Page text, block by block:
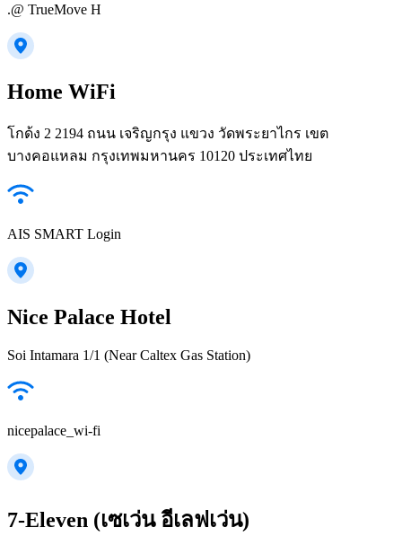
.@ TrueMove H
Home WiFi
โกด้ง 2 2194 ถนน เจริญกรุง แขวง วัดพระยาไกร เขต
บางคอแหลม กรุงเทพมหานคร 10120 ประเทศไทย
AIS SMART Login
Nice Palace Hotel
Soi Intamara 1/1 (Near Caltex Gas Station)
nicepalace_wi-fi
7-Eleven (เซเว่น อีเลฟเว่น)